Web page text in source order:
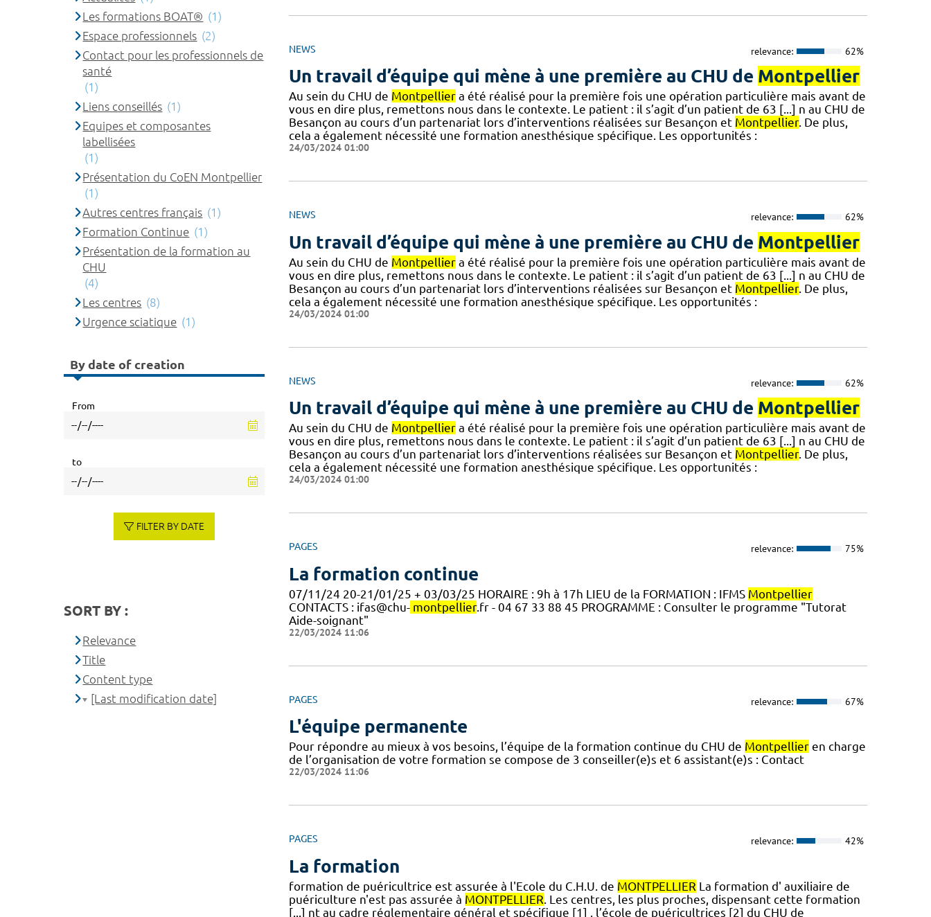
NEWS relevance: 62%
Un travail d’équipe qui mène à une première au CHU de Montpellier
Au sein du CHU de Montpelliera été réalisé pour la première fois une opération particulière mais avant de
vous en dire plus, remettons nous dans le contexte. Le patient : il s’agit d’un patient de 63 [...] n au CHU de
Besançon au cours d’un partenariat lors d’interventions réalisées sur Besançon et Montpellier. De plus,
cela a également nécessité une formation anesthésique spécifique. Les opportunités :
24/03/2024 01:00
NEWS relevance: 62%
Un travail d’équipe qui mène à une première au CHU de Montpellier
Au sein du CHU de Montpelliera été réalisé pour la première fois une opération particulière mais avant de
vous en dire plus, remettons nous dans le contexte. Le patient : il s’agit d’un patient de 63 [...] n au CHU de
Besançon au cours d’un partenariat lors d’interventions réalisées sur Besançon et Montpellier. De plus,
cela a également nécessité une formation anesthésique spécifique. Les opportunités :
24/03/2024 01:00
NEWS relevance: 62%
Un travail d’équipe qui mène à une première au CHU de Montpellier
Au sein du CHU de Montpelliera été réalisé pour la première fois une opération particulière mais avant de
vous en dire plus, remettons nous dans le contexte. Le patient : il s’agit d’un patient de 63 [...] n au CHU de
Besançon au cours d’un partenariat lors d’interventions réalisées sur Besançon et Montpellier. De plus,
cela a également nécessité une formation anesthésique spécifique. Les opportunités :
24/03/2024 01:00
PAGES relevance: 75%
La formation continue
07/11/24 20-21/01/25 + 03/03/25 HORAIRE : 9h à 17h LIEU de la FORMATION : IFMS Montpellier
CONTACTS : ifas@chu- montpellier.fr - 04 67 33 88 45 PROGRAMME : Consulter le programme "Tutorat
Aide-soignant"
22/03/2024 11:06
PAGES relevance: 67%
L'équipe permanente
Pour répondre au mieux à vos besoins, l’équipe de la formation continue du CHU de Montpellieren charge
de l’organisation de votre formation se compose de 3 conseiller(e)s et 6 assistant(e)s : Contact
22/03/2024 11:06
PAGES relevance: 42%
La formation
formation de puéricultrice est assurée à l'Ecole du C.H.U. de MONTPELLIER La formation d' auxiliaire de
puériculture n'est pas assurée à MONTPELLIER. Les centres, les plus proches, dispensant cette formation
[...] nt au cadre réglementaire général et spécifique [1] , l’école de puéricultrices [2] du CHU de
Les formations BOAT® (1)
Espace professionnels (2)
Contact pour les professionnels de
santé
(1)
Liens conseillés (1)
Equipes et composantes
labellisées
(1)
Présentation du CoEN Montpellier
(1)
Autres centres français (1)
Formation Continue (1)
Présentation de la formation au
CHU
(4)
Les centres (8)
Urgence sciatique (1)
By date of creation
From
to
FILTER BY DATE
SORT BY :
Relevance
Title
Content type
[Last modification date]